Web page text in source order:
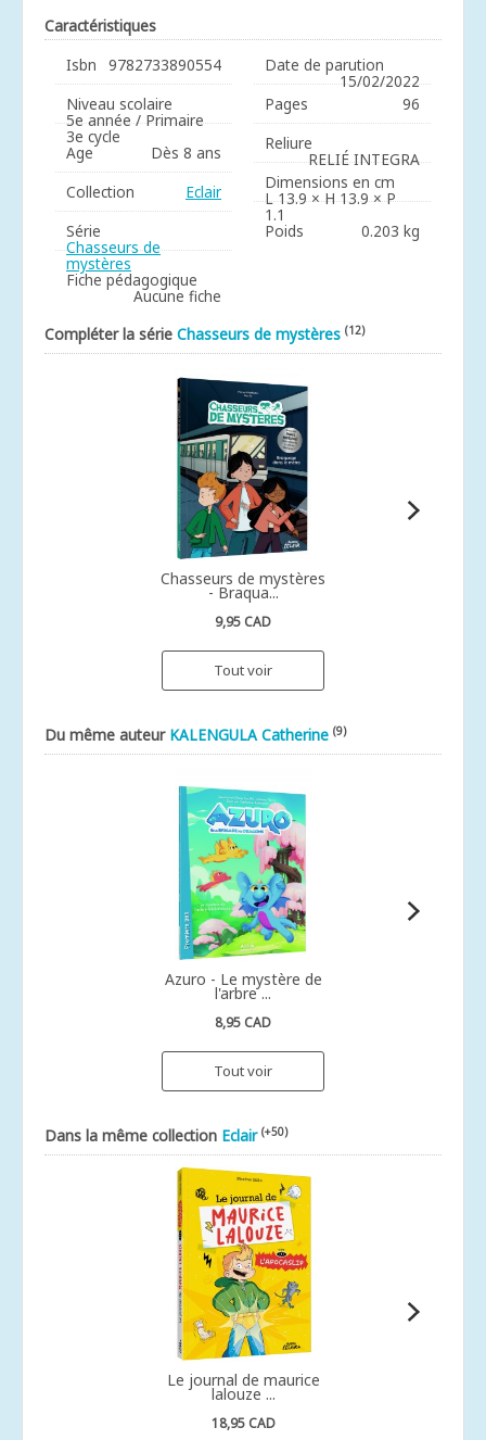
Caractéristiques
Isbn
9782733890554
Niveau scolaire
5e année / Primaire
3e cycle
Age
Dès 8 ans
Collection
Eclair
Série
Chasseurs de
mystères
Fiche pédagogique
Aucune fiche
Date de parution
15/02/2022
Pages
96
Reliure
RELIÉ INTEGRA
Dimensions en cm
L 13.9 × H 13.9 × P
1.1
Poids 0.203 kg
Compléter la série Chasseurs de mystères (12)
Chasseurs de mystères
- Braqua...
9,95 CAD
Tout voir
Du même auteur KALENGULA Catherine (9)
Azuro - Le mystère de
l'arbre ...
8,95 CAD
Tout voir
Dans la même collection Eclair (+50)
Le journal de maurice
lalouze ...
18,95 CAD